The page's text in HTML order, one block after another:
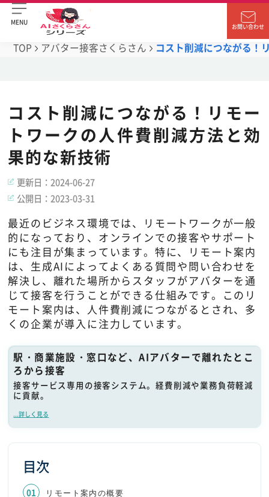
MENU
お問い合わせ
TOP アバター接客さくらさん コスト削減につながる！
コスト削減につながる！リモー
トワークの人件費削減方法と効
果的な新技術
更新日：2024-06-27
公開日：2023-03-31
最近のビジネス環境では、リモートワークが一般
的になっており、オンラインでの接客やサポート
にも注目が集まっています。特に、リモート案内
は、生成AIによってよくある質問や問い合わせを
解決し、離れた場所からスタッフがアバターを通
じて接客を行うことができる仕組みです。このリ
モート案内は、人件費削減につながるとされ、多
くの企業が導入に注力しています。
駅・商業施設・窓口など、AIアバターで離れたとこ
ろから接客
接客サービス専用の接客システム。経費削減や業務負荷軽減
に貢献。
...詳しく見る
目次
リモート案内の概要